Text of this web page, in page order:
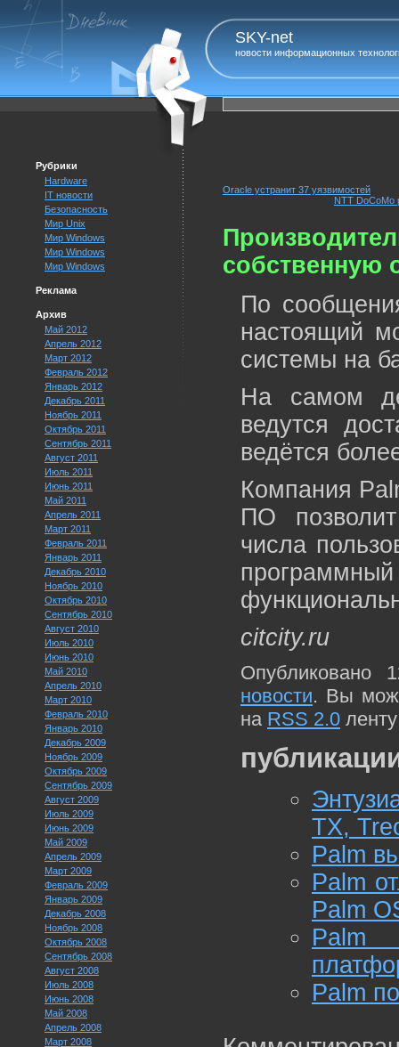
SKY-net
новости информационных
Рубрики
Hardware
IT новости
Безопасность
Мир Unix
Мир Windows
Мир Windows
Мир Windows
Реклама
Архив
Май 2012
Апрель 2012
Март 2012
Февраль 2012
Январь 2012
Декабрь 2011
Ноябрь 2011
Октябрь 2011
Сентябрь 2011
Август 2011
Июль 2011
Июнь 2011
Май 2011
Апрель 2011
Март 2011
Февраль 2011
Январь 2011
Декабрь 2010
Ноябрь 2010
Октябрь 2010
Сентябрь 2010
Август 2010
Июль 2010
Июнь 2010
Май 2010
Апрель 2010
Март 2010
Февраль 2010
Январь 2010
Декабрь 2009
Ноябрь 2009
Октябрь 2009
Сентябрь 2009
Август 2009
Июль 2009
Июнь 2009
Май 2009
Апрель 2009
Март 2009
Февраль 2009
Январь 2009
Декабрь 2008
Ноябрь 2008
Октябрь 2008
Сентябрь 2008
Август 2008
Июль 2008
Июнь 2008
Май 2008
Апрель 2008
Март 2008
Oracle устранит 37 уязвимостей
NTT DoCoMo
собственную
По
настоящий
системы на
На самом
ведутся
ведётся
Компания
ПО
числа
citcity.ru
Опубликовано
новости. Вы
на RSS 2.0
TX,
Palm
Palm
Palm
Palm
Palm